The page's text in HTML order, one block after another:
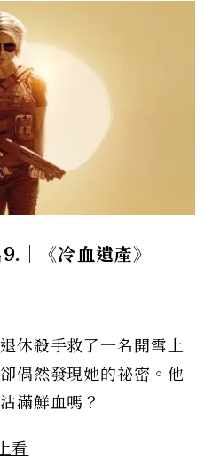
《冷血遺產》
休殺手救了一名開雪上
偶然發現她的祕密。他
滿鮮血嗎？
看